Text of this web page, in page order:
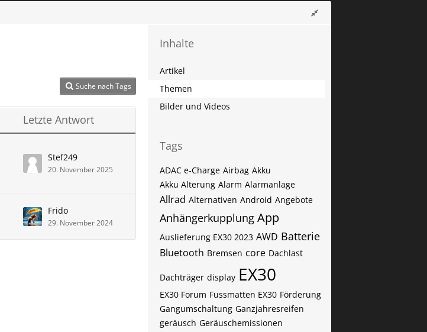
Suche nach Tags
Letzte Antwort
Stef249
20. November 2025
Frido
29. November 2024
Inhalte
Artikel
Themen
Bilder und Videos
Tags
ADAC e-Charge Airbag Akku
Akku Alterung Alarm Alarmanlage
Allrad Alternativen Android Angebote
Anhängerkupplung App
Auslieferung EX30 2023 AWD Batterie
Bluetooth Bremsen core Dachlast
Dachträger display EX30
EX30 Forum Fussmatten EX30 Förderung
Gangumschaltung Ganzjahresreifen
geräusch Geräuschemissionen